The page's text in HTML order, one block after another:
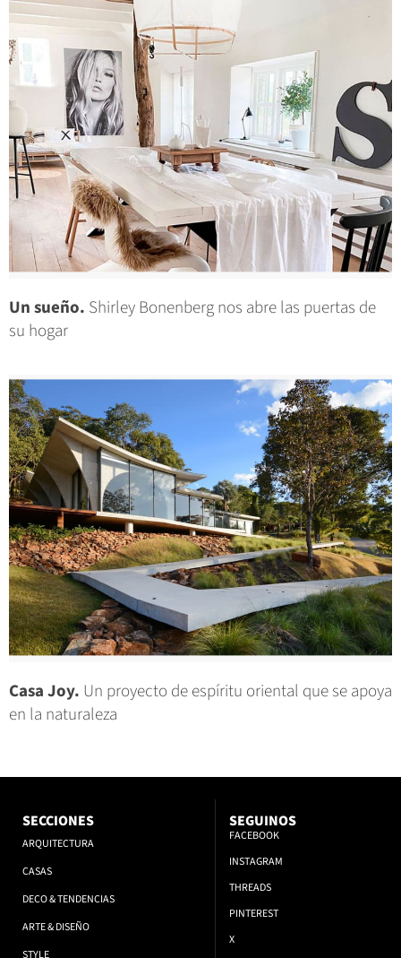
Un sueño. Shirley Bonenberg nos abre las puertas de
su hogar
Casa Joy. Un proyecto de espíritu oriental que se apoya
en la naturaleza
SECCIONES
ARQUITECTURA
CASAS
DECO & TENDENCIAS
ARTE & DISEÑO
STYLE
SEGUINOS
FACEBOOK
INSTAGRAM
THREADS
PINTEREST
X